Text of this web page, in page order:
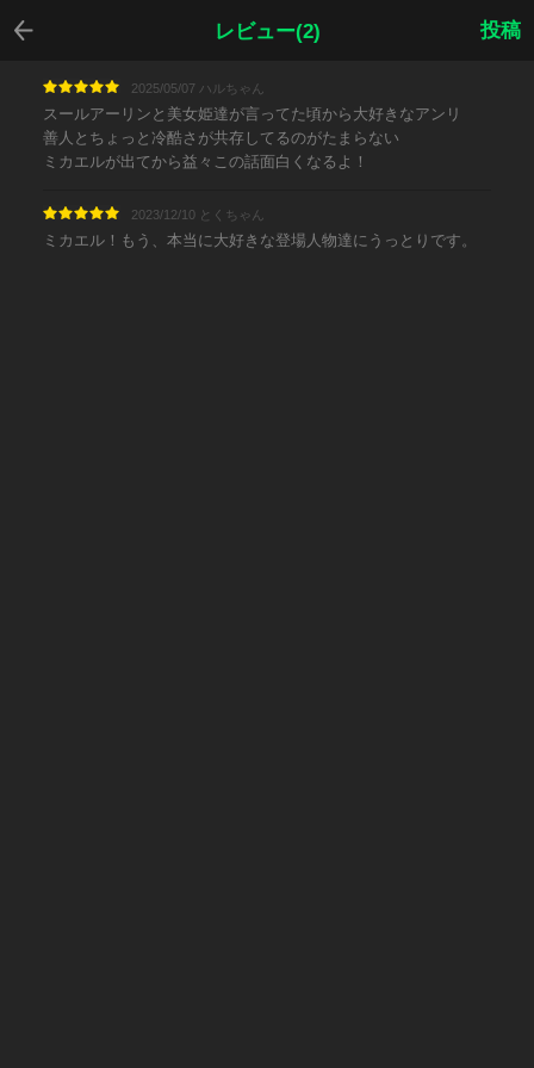
レビュー(2)
戻る
投稿
2025/05/07 ハルちゃん
スールアーリンと美女姫達が言ってた頃から大好きなアンリ
善人とちょっと冷酷さが共存してるのがたまらない
ミカエルが出てから益々この話面白くなるよ！
2023/12/10 とくちゃん
ミカエル！もう、本当に大好きな登場人物達にうっとりです。